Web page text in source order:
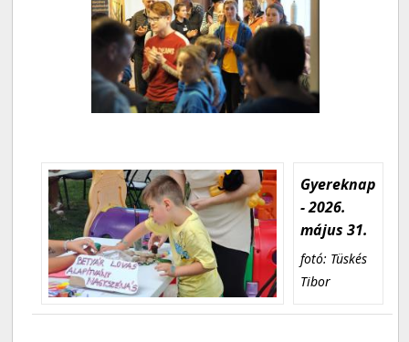
Gyereknap
- 2026.
május 31.
fotó: Tüskés
Tibor